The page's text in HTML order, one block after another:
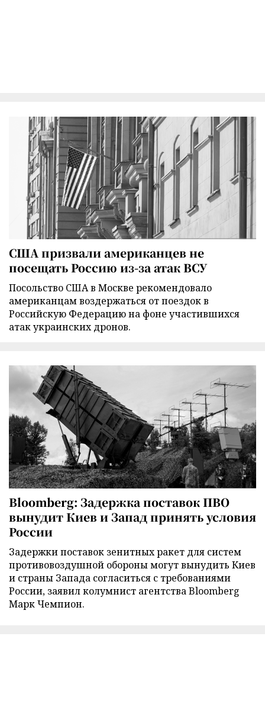
США призвали американцев не
посещать Россию из-за атак ВСУ
Посольство США в Москве рекомендовало
американцам воздержаться от поездок в
Российскую Федерацию на фоне участившихся
атак украинских дронов.
Bloomberg: Задержка поставок ПВО
вынудит Киев и Запад принять условия
России
Задержки поставок зенитных ракет для систем
противовоздушной обороны могут вынудить Киев
и страны Запада согласиться с требованиями
России, заявил колумнист агентства Bloomberg
Марк Чемпион.